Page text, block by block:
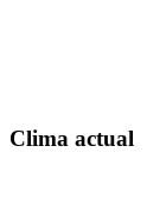
Clima actual